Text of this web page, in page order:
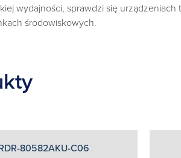
wydajności, sprawdzi się urządzeniach
środowiskowych.
80582AKU-C06